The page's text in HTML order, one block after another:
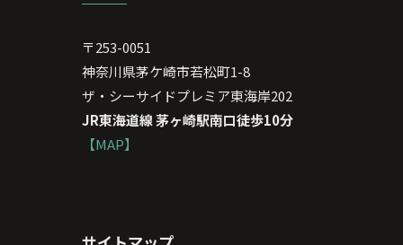
〒253-0051
神奈川県茅ケ崎市若松町1-8
ザ・シーサイドプレミア東海岸202
JR東海道線 茅ヶ崎駅南口徒歩10分
【MAP】